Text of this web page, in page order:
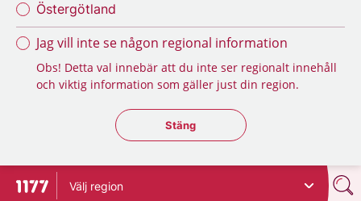
Östergötland
Jag vill inte se någon regional information
Obs! Detta val innebär att du inte ser regionalt innehåll
och viktig information som gäller just din region.
Stäng regionsväljaren
Stäng
Till startsidan för 1177
Välj region